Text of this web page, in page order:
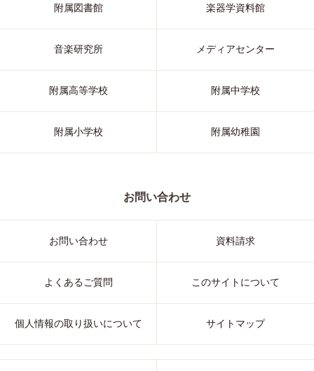
附属図書館 楽器学資料館
音楽研究所 メディアセンター
附属高等学校 附属中学校
附属小学校 附属幼稚園
お問い合わせ
お問い合わせ 資料請求
よくあるご質問 このサイトについて
個人情報の取り扱いについて サイトマップ